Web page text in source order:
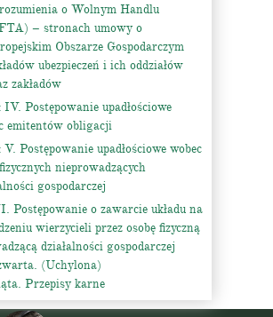
o Wolnym Handlu
– stronach umowy o
Obszarze Gospodarczym
ubezpieczeń i ich oddziałów
zakładów
IV. Postępowanie upadłościowe
emitentów obligacji
V. Postępowanie upadłościowe wobec
nieprowadzących
gospodarczej
Postępowanie o zawarcie układu na
wierzycieli przez osobę fizyczną
działalności gospodarczej
(Uchylona)
Przepisy karne